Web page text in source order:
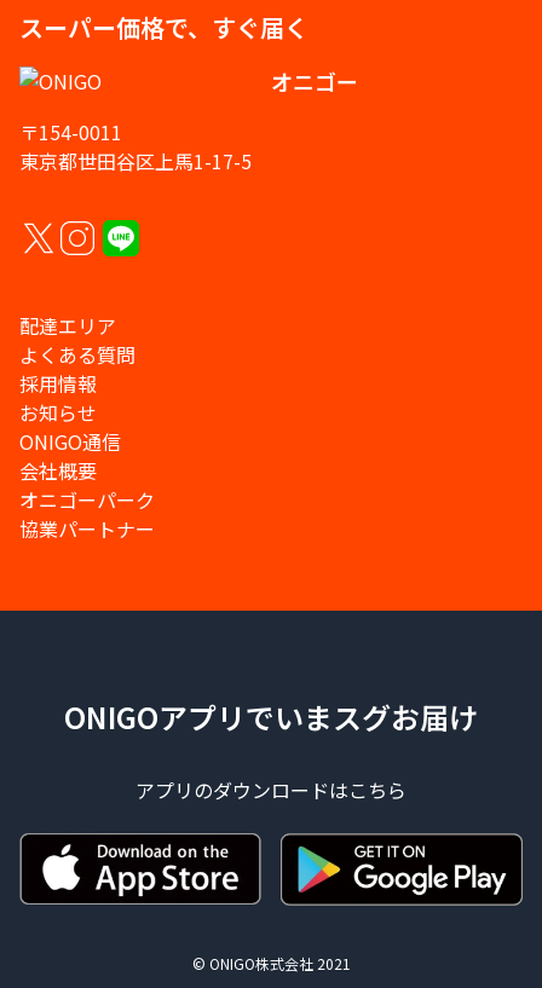
スーパー価格で、すぐ届く
オニゴー
〒154-0011
東京都世田谷区上馬1-17-5
配達エリア
よくある質問
採用情報
お知らせ
ONIGO通信
会社概要
オニゴーパーク
協業パートナー
ONIGOアプリでいまスグお届け
アプリのダウンロードはこちら
© ONIGO株式会社 2021